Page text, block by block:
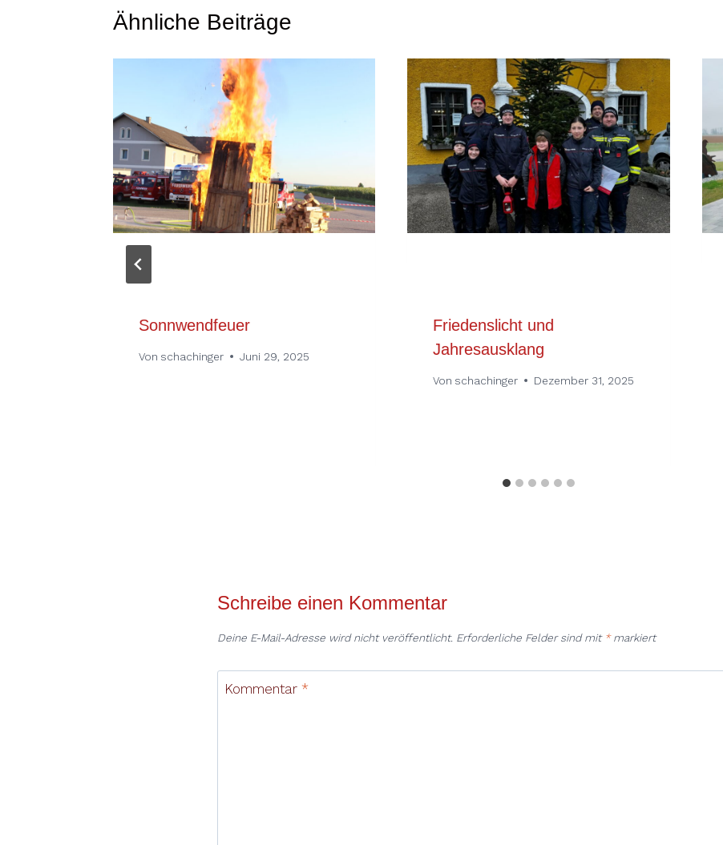
Ähnliche Beiträge
Sonnwendfeuer
Von schachinger Juni 29, 2025
Friedenslicht und
Jahresausklang
Von schachinger Dezember 31, 2025
Schreibe einen Kommentar
Deine E-Mail-Adresse wird nicht veröffentlicht. Erforderliche Felder sind mit *markiert
Kommentar *